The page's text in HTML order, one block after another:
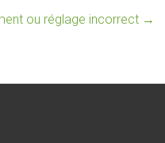
ou réglage incorrect →